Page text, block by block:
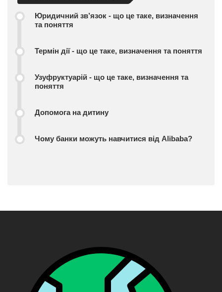
Юридичний зв’язок - що це таке, визначення
та поняття
Термін дії - що це таке, визначення та поняття
Узуфруктуарій - що це таке, визначення та
поняття
Допомога на дитину
Чому банки можуть навчитися від Alibaba?